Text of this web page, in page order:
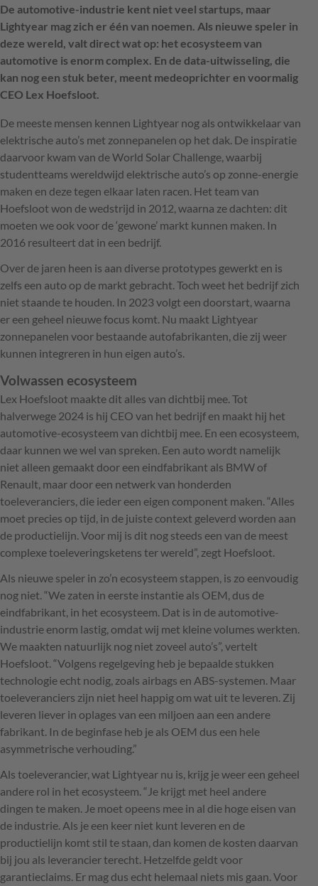
De automotive-industrie kent niet veel startups, maar
Lightyear mag zich er één van noemen. Als nieuwe speler in
deze wereld, valt direct wat op: het ecosysteem van
automotive is enorm complex. En de data-uitwisseling, die
kan nog een stuk beter, meent medeoprichter en voormalig
CEO Lex Hoefsloot.
De meeste mensen kennen Lightyear nog als ontwikkelaar van
elektrische auto’s met zonnepanelen op het dak. De inspiratie
daarvoor kwam van de World Solar Challenge, waarbij
studentteams wereldwijd elektrische auto’s op zonne-energie
maken en deze tegen elkaar laten racen. Het team van
Hoefsloot won de wedstrijd in 2012, waarna ze dachten: dit
moeten we ook voor de ‘gewone’ markt kunnen maken. In
2016 resulteert dat in een bedrijf.
Over de jaren heen is aan diverse prototypes gewerkt en is
zelfs een auto op de markt gebracht. Toch weet het bedrijf zich
niet staande te houden. In 2023 volgt een doorstart, waarna
er een geheel nieuwe focus komt. Nu maakt Lightyear
zonnepanelen voor bestaande autofabrikanten, die zij weer
kunnen integreren in hun eigen auto’s.
Volwassen ecosysteem
Lex Hoefsloot maakte dit alles van dichtbij mee. Tot
halverwege 2024 is hij CEO van het bedrijf en maakt hij het
automotive-ecosysteem van dichtbij mee. En een ecosysteem,
daar kunnen we wel van spreken. Een auto wordt namelijk
niet alleen gemaakt door een eindfabrikant als BMW of
Renault, maar door een netwerk van honderden
toeleveranciers, die ieder een eigen component maken. “Alles
moet precies op tijd, in de juiste context geleverd worden aan
de productielijn. Voor mij is dit nog steeds een van de meest
complexe toeleveringsketens ter wereld”, zegt Hoefsloot.
Als nieuwe speler in zo’n ecosysteem stappen, is zo eenvoudig
nog niet. “We zaten in eerste instantie als OEM, dus de
eindfabrikant, in het ecosysteem. Dat is in de automotive-
industrie enorm lastig, omdat wij met kleine volumes werkten.
We maakten natuurlijk nog niet zoveel auto’s”, vertelt
Hoefsloot. “Volgens regelgeving heb je bepaalde stukken
technologie echt nodig, zoals airbags en ABS-systemen. Maar
toeleveranciers zijn niet heel happig om wat uit te leveren. Zij
leveren liever in oplages van een miljoen aan een andere
fabrikant. In de beginfase heb je als OEM dus een hele
asymmetrische verhouding.”
Als toeleverancier, wat Lightyear nu is, krijg je weer een geheel
andere rol in het ecosysteem. “Je krijgt met heel andere
dingen te maken. Je moet opeens mee in al die hoge eisen van
de industrie. Als je een keer niet kunt leveren en de
productielijn komt stil te staan, dan komen de kosten daarvan
bij jou als leverancier terecht. Hetzelfde geldt voor
garantieclaims. Er mag dus echt helemaal niets mis gaan. Voor